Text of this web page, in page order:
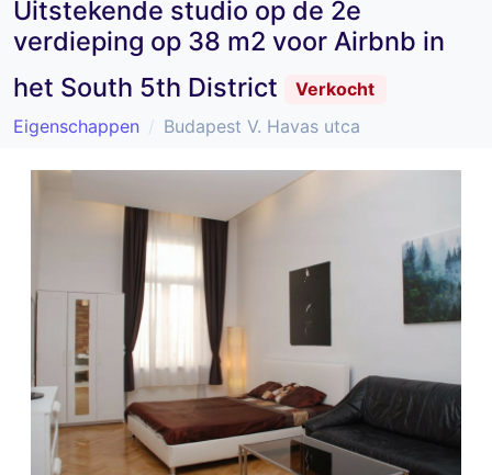
Uitstekende studio op de 2e
verdieping op 38 m2 voor Airbnb in
het South 5th District
Verkocht
Eigenschappen
Budapest V. Havas utca